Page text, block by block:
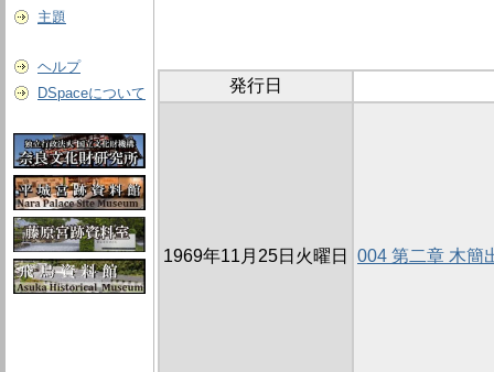
主題
ヘルプ
DSpaceについて
発行日
1969年11月25日火曜日 004 第二章 木簡